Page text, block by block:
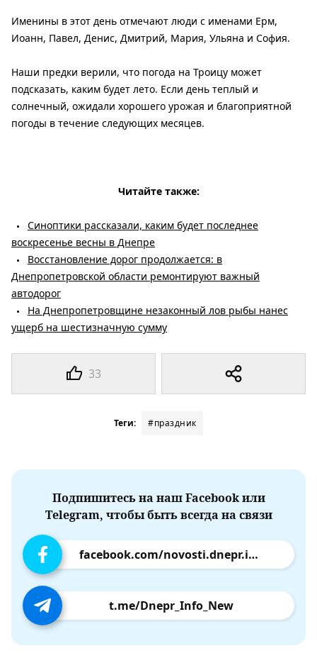
33
Именины в этот день отмечают люди с именами Ерм,
Иоанн, Павел, Денис, Дмитрий, Мария, Ульяна и София.
Наши предки верили, что погода на Троицу может
подсказать, каким будет лето. Если день теплый и
солнечный, ожидали хорошего урожая и благоприятной
погоды в течение следующих месяцев.
Читайте также:
Синоптики рассказали, каким будет последнее
воскресенье весны в Днепре
Восстановление дорог продолжается: в
Днепропетровской области ремонтируют важный
автодорог
На Днепропетровщине незаконный лов рыбы нанес
ущерб на шестизначную сумму
Теги: #праздник
Подпишитесь на наш Facebook или
Telegram, чтобы быть всегда на связи
facebook.com/novosti.dnepr.info
t.me/Dnepr_Info_New